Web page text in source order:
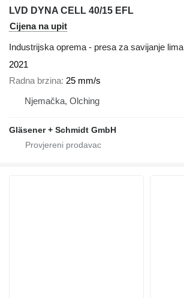
LVD DYNA CELL 40/15 EFL
Cijena na upit
Industrijska oprema - presa za savijanje lima
2021
Radna brzina 25 mm/s
Njemačka, Olching
Gläsener + Schmidt GmbH